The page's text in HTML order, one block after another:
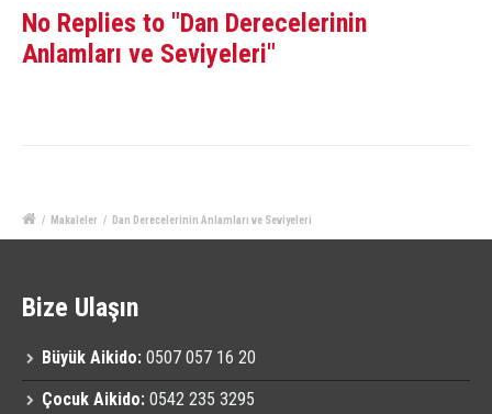
No Replies to "Dan Derecelerinin
Anlamları ve Seviyeleri"
/ Makaleler / Dan Derecelerinin Anlamları ve Seviyeleri
Bize Ulaşın
Büyük Aikido: 0507 057 16 20
Çocuk Aikido: 0542 235 3295